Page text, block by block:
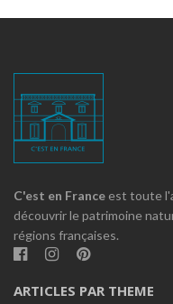
C'est en France est toute
découvrir le patrimoine
régions françaises.
ARTICLES PAR THEME